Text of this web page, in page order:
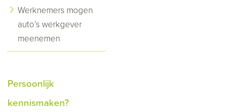
Werknemers mogen
auto’s werkgever
meenemen
Persoonlijk
kennismaken?